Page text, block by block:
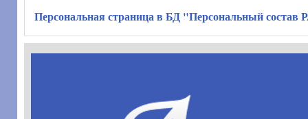
Персональная страница в БД "Персональный состав